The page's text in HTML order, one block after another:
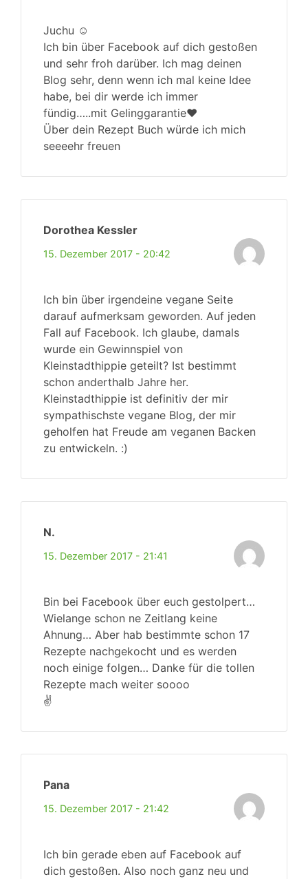
Juchu ☺
Ich bin über Facebook auf dich gestoßen
und sehr froh darüber. Ich mag deinen
Blog sehr, denn wenn ich mal keine Idee
habe, bei dir werde ich immer
fündig…..mit Gelinggarantie❤
Über dein Rezept Buch würde ich mich
seeeehr freuen
Dorothea Kessler
15. Dezember 2017 - 20:42
Ich bin über irgendeine vegane Seite
darauf aufmerksam geworden. Auf jeden
Fall auf Facebook. Ich glaube, damals
wurde ein Gewinnspiel von
Kleinstadthippie geteilt? Ist bestimmt
schon anderthalb Jahre her.
Kleinstadthippie ist definitiv der mir
sympathischste vegane Blog, der mir
geholfen hat Freude am veganen Backen
zu entwickeln. :)
N.
15. Dezember 2017 - 21:41
Bin bei Facebook über euch gestolpert…
Wielange schon ne Zeitlang keine
Ahnung… Aber hab bestimmte schon 17
Rezepte nachgekocht und es werden
noch einige folgen… Danke für die tollen
Rezepte mach weiter soooo
✌️
Pana
15. Dezember 2017 - 21:42
Ich bin gerade eben auf Facebook auf
dich gestoßen. Also noch ganz neu und